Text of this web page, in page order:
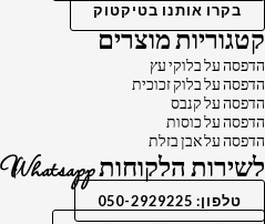
בקרו אותנו בטיקטוק
קטגוריות מוצרים
הדפסה על בלוקי עץ
הדפסה על בלוק זכוכית
הדפסה על קנבס
הדפסה על כוסות
הדפסה על אבן בזלת
לשירות הלקוחות Whatsapp
טלפון: 050-2929225